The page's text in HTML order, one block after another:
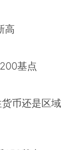
高
基点
货币还是区域